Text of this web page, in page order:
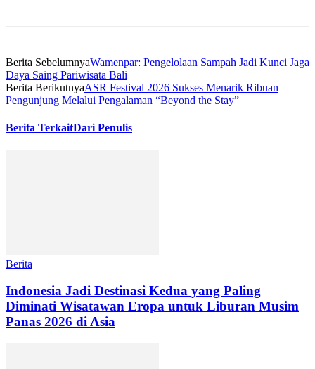
Berita SebelumnyaWamenpar: Pengelolaan Sampah Jadi Kunci Jaga
Daya Saing Pariwisata Bali
Berita BerikutnyaASR Festival 2026 Sukses Menarik Ribuan
Pengunjung Melalui Pengalaman “Beyond the Stay”
Berita TerkaitDari Penulis
Berita
Indonesia Jadi Destinasi Kedua yang Paling
Diminati Wisatawan Eropa untuk Liburan Musim
Panas 2026 di Asia